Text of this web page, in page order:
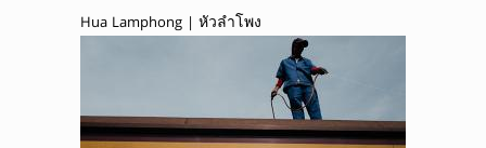
Hua Lamphong | หัวลำโพง